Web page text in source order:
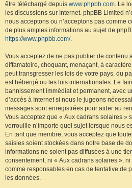
être téléchargé depuis www.phpbb.com. Le
les discussions sur Internet. phpBB Limited
nous acceptons ou n’acceptons pas comme
de plus amples informations au sujet de
https://www.phpbb.com/.
Vous acceptez de ne pas publier de contenu
diffamatoire, choquant, menaçant, à
peut transgresser les lois de votre pays, du
est hébergé ou les lois internationales. Le
bannissement immédiat et permanent, avec
d’accès à Internet si nous le jugeons
messages sont enregistrées pour aider au
Vous acceptez que « Aux cadrans solaires »
verrouille n’importe quel sujet lorsque nous
En tant que membre, vous acceptez que
saisies soient stockées dans notre base de
informations ne soient pas diffusées à une
consentement, ni « Aux cadrans solaires »,
comme responsables en cas de tentative de
les données.